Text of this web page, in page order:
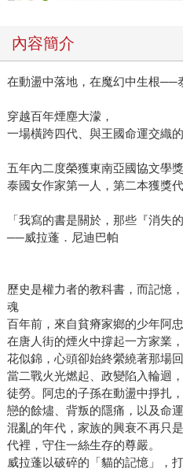
內容簡介
在動盪中落地，在魔幻中生根──
穿越百年煙塵大濛，
一場橫跨四代、與王國命運交織
五年內二度榮獲東南亞國協文學
泰國女作家第一人，第二本獲獎
「我寫的書是關於，那些『消失
──威拉蓬．尼迪巴帕
歷史是權力者的教科書，而記憶
魂
百年前，來自貧瘠家鄉的少年阿
在唐人街的煙火中撐起一方家業
花似錦，心頭卻始終縈繞著那場
當二戰火光燃起、政變陷入輪迴
徒勞。阿忠的子孫在動盪中掙扎
戀的餘燼、背叛的隱痛，以及命
混亂的年代，家族的興衰不再只
代裡，守住一絲生存的尊嚴。
威拉蓬以破碎的「貓的記憶」，